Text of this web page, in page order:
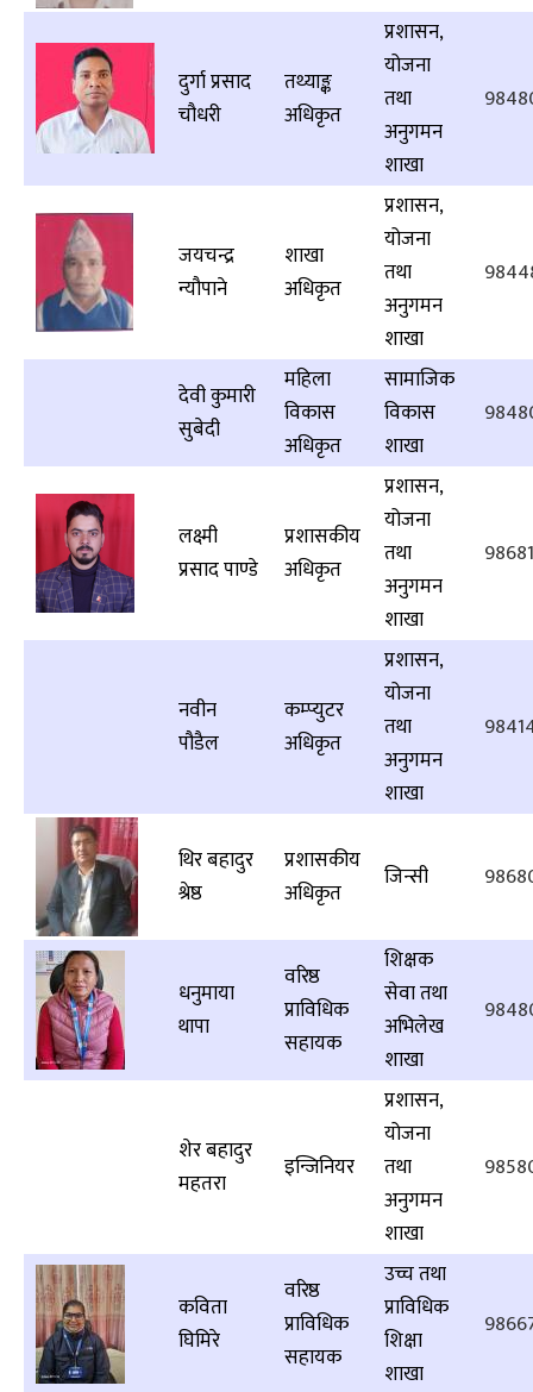
दुर्गा प्रसाद
चौधरी
तथ्याङ्क
अधिकृत
प्रशासन,
योजना
तथा
अनुगमन
शाखा
जयचन्द्र
न्यौपाने
शाखा
अधिकृत
प्रशासन,
योजना
तथा
अनुगमन
शाखा
देवी कुमारी
सुबेदी
महिला
विकास
अधिकृत
सामाजिक
विकास
शाखा
लक्ष्मी
प्रसाद पाण्डे
प्रशासकीय
अधिकृत
प्रशासन,
योजना
तथा
अनुगमन
शाखा
नवीन
पौडैल
कम्प्युटर
अधिकृत
प्रशासन,
योजना
तथा
अनुगमन
शाखा
थिर बहादुर
श्रेष्ठ
प्रशासकीय
अधिकृत
जिन्सी
धनुमाया
थापा
वरिष्ठ
प्राविधिक
सहायक
शिक्षक
सेवा तथा
अभिलेख
शाखा
शेर बहादुर
महतरा
इन्जिनियर
प्रशासन,
योजना
तथा
अनुगमन
शाखा
कविता
घिमिरे
वरिष्ठ
प्राविधिक
सहायक
उच्च तथा
प्राविधिक
शिक्षा
शाखा